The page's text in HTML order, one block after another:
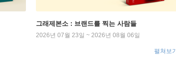
그래제본소 : 브랜드를 찍는 사람들
2026년 07월 23일 ~ 2026년 08월 06일
펼쳐보기